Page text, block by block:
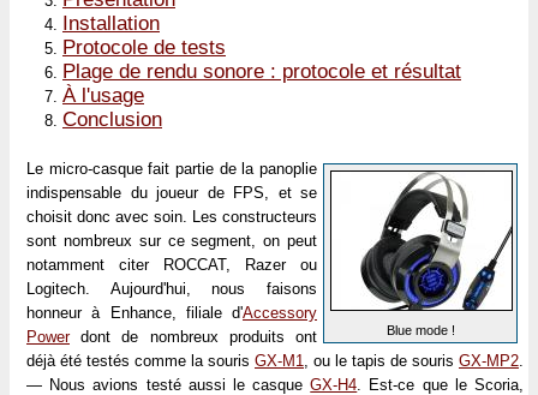
Installation
Protocole de tests
Plage de rendu sonore : protocole et résultat
À l'usage
Conclusion
Blue mode !
Le micro-casque fait partie de la panoplie
indispensable du joueur de FPS, et se
choisit donc avec soin. Les constructeurs
sont nombreux sur ce segment, on peut
notamment citer ROCCAT, Razer ou
Logitech. Aujourd'hui, nous faisons
honneur à Enhance, filiale d'Accessory
Powerdont de nombreux produits ont
déjà été testés comme la souris GX-M1 , ou le tapis de souris GX-MP2
— Nous avions testé aussi le casqueGX-H4 . Est-ce que le Scoria,